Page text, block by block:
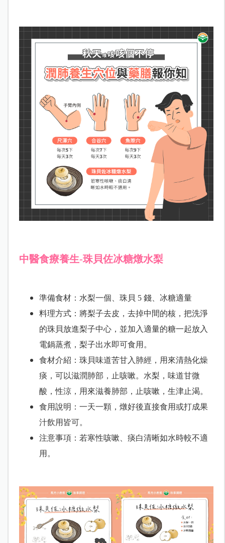
中醫食療養生-珠貝佐冰糖燉水梨
準備食材：水梨一個、珠貝 5 錢、冰糖適量
料理方式： 將梨子去皮，去掉中間的核，把洗淨
的珠貝放進梨子中心，並加入適量的糖一起放入
電鍋蒸煮，梨子出水即可食用。
食材介紹 ：珠貝味道苦甘入肺經，用來清熱化燥
痰，可以滋潤肺部，止咳嗽。水梨，味道甘微
酸，性涼，用來滋養肺部，止咳嗽，生津止渴。
食用說明：一天一顆，燉好後直接食用或打成果
汁飲用皆可。
注意事項：若寒性咳嗽、痰白清晰如水時較不適
用。